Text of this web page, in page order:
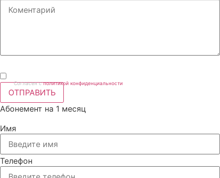
Согласен с политикой конфиденциальности
ОТПРАВИТЬ
Абонемент на 1 месяц
Имя
Телефон